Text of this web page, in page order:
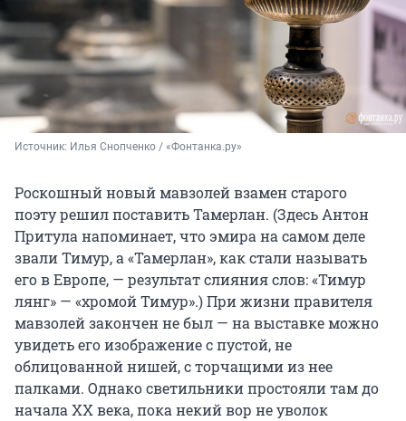
Источник: Илья Снопченко / «Фонтанка.ру»
Роскошный новый мавзолей взамен старого
поэту решил поставить Тамерлан. (Здесь Антон
Притула напоминает, что эмира на самом деле
звали Тимур, а «Тамерлан», как стали называть
его в Европе, — результат слияния слов: «Тимур
лянг» — «хромой Тимур».) При жизни правителя
мавзолей закончен не был — на выставке можно
увидеть его изображение с пустой, не
облицованной нишей, с торчащими из нее
палками. Однако светильники простояли там до
начала ХХ века, пока некий вор не уволок